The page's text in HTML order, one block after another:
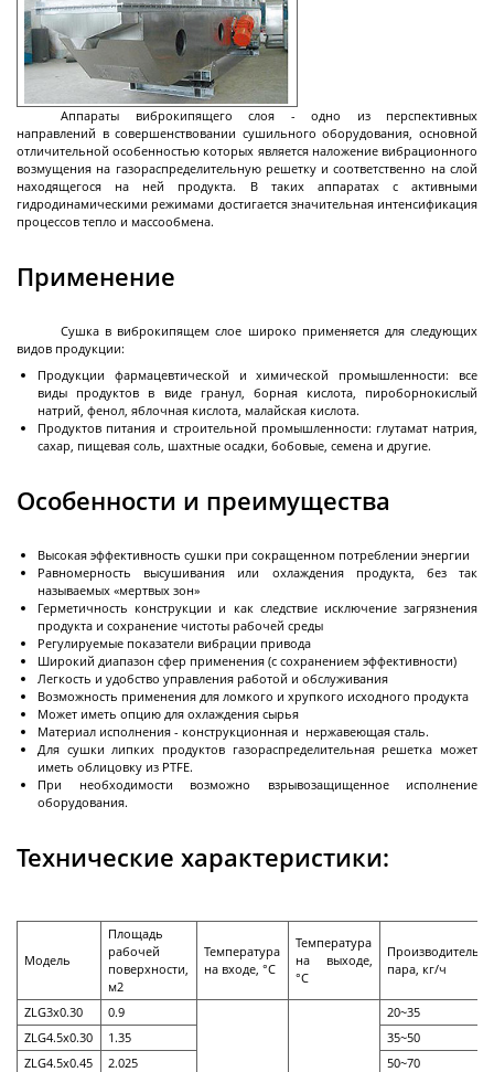
разгрузкой
Центрифуги с верхней разгрузкой и прямым
приводом
Центрифуги с верхней разгрузкой и откидным
корпусом
Центрифуги с нижней выгрузкой и ножевым
съёмом осадка автомат
Центрифуги с нижней выгрузкой и ножевым
Центрифуги с нижней выгрузкой, ножевым
Центрифуги горизонтальные консольного типа
Центрифуги горизонтальные с ножевым
Центрифуги горизонтальные с ножевым
Центрифуги горизонтальные во
Центрифуги горизонтальные с пульсирующей
Трубчатые центрифуги
Декантерная центрифуга для осаждения
Декантерные центрифуги во
взрывозащищенном исполнении
Трикантерные центрифуги для разделения
трех-фазных смесей
Малые декантеры
Ректификационное
оборудование
Лабораторные ректификационные колонны
Реакторы
Аппараты виброкипящего слоя - одно из перспективных
направлений в совершенствовании сушильного оборудования, основной
отличительной особенностью которых является наложение вибрационного
возмущения на газораспределительную решетку и соответственно на слой
находящегося на ней продукта. В таких аппаратах с активными
гидродинамическими режимами достигается значительная интенсификация
процессов тепло и массообмена.
Применение
Сушка в виброкипящем слое широко применяется для следующих
видов продукции:
Продукции фармацевтической и химической промышленности: все
виды продуктов в виде гранул, борная кислота, пироборнокислый
натрий, фенол, яблочная кислота, малайская кислота.
Продуктов питания и строительной промышленности: глутамат натрия,
сахар, пищевая соль, шахтные осадки, бобовые, семена и другие.
Особенности и преимущества
Высокая эффективность сушки при сокращенном потреблении энергии
Равномерность высушивания или охлаждения продукта, без так
называемых «мертвых зон»
Герметичность конструкции и как следствие исключение загрязнения
продукта и сохранение чистоты рабочей среды
Регулируемые показатели вибрации привода
Широкий диапазон сфер применения (с сохранением эффективности)
Легкость и удобство управления работой и обслуживания
Возможность применения для ломкого и хрупкого исходного продукта
Может иметь опцию для охлаждения сырья
Материал исполнения - конструкционная и нержавеющая сталь.
Для сушки липких продуктов газораспределительная решетка может
иметь облицовку из PTFE.
При необходимости возможно взрывозащищенное исполнение
оборудования.
Технические характеристики:
Модель
Площадь
рабочей
поверхности,
м2
Температура
на входе, °С
Температура
на выходе,
°С
пара, кг/ч
ZLG3x0.30 0.9
20~35
ZLG4.5x0.30
1.35
35~50
ZLG4.5x0.45
2.025
50~70